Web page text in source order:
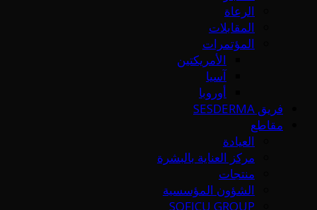
الرعاة
المقابلات
المؤتمرات
الأمريكتين
آسيا
أوروبا
فريق SESDERMA
مقاطع
العيادة
مركز العناية بالبشرة
منتجات
الشؤون المؤسسية
SOFICU GROUP